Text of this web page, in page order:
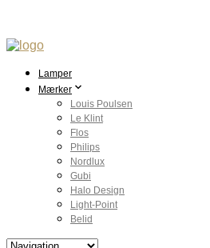
Lamper
Mærker
Louis Poulsen
Le Klint
Flos
Philips
Nordlux
Gubi
Halo Design
Light-Point
Belid